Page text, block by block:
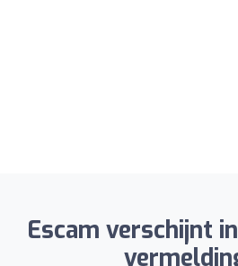
Escam verschijnt